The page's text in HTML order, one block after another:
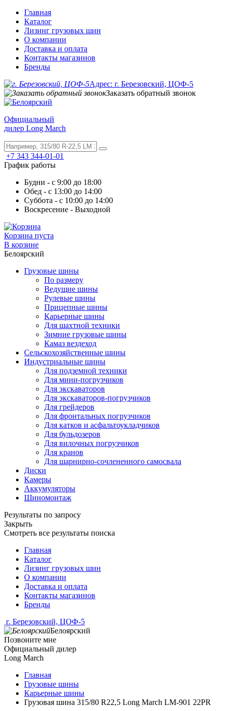
Главная
Каталог
Лизинг грузовых шин
О компании
Доставка и оплата
Контакты магазинов
Бренды
Адрес: г. Березовский, ЦОФ-5
Заказать обратный звонок
Официальный
дилер Long March
+7 343 344-01-01
График работы
Будни - с 9:00 до 18:00
Обед - с 13:00 до 14:00
Суббота - с 10:00 до 14:00
Воскресение - Выходной
Корзина пуста
В корзине
Белоярский
Грузовые шины
По размеру
Ведущие шины
Рулевые шины
Прицепные шины
Карьерные шины
Для шахтной техники
Зимние грузовые шины
Камаз вездеход
Сельскохозяйственные шины
Индустриальные шины
Для подземной техники
Для мини-погрузчиков
Для экскаваторов
Для экскаваторов-погрузчиков
Для грейдеров
Для фронтальных погрузчиков
Для катков и асфальтоукладчиков
Для бульдозеров
Для вилочных погрузчиков
Для кранов
Для шарнирно-сочлененного самосвала
Диски
Камеры
Аккумуляторы
Шиномонтаж
Результаты по запросу
Закрыть
Смотреть все результаты поиска
Главная
Каталог
Лизинг грузовых шин
О компании
Доставка и оплата
Контакты магазинов
Бренды
г. Березовский, ЦОФ-5
Белоярский
Позвоните мне
Официальный дилер
Long March
Главная
Грузовые шины
Карьерные шины
Грузовая шина 315/80 R22,5 Long March LM-901 22PR